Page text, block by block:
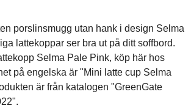
porslinsmugg utan hank i design Selma
lattekoppar ser bra ut på ditt soffbord.
Selma Pale Pink, köp här hos
på engelska är "Mini latte cup Selma
är från katalogen "GreenGate